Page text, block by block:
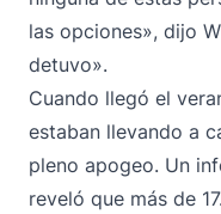
las opciones», dijo
detuvo».
Cuando llegó el
estaban llevando a
pleno apogeo. Un
reveló que más de